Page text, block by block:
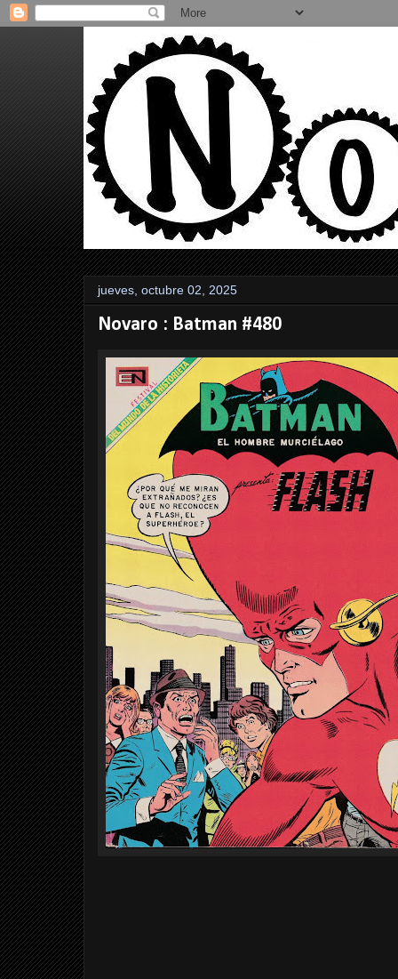
jueves, octubre 02, 2025
Novaro : Batman #480